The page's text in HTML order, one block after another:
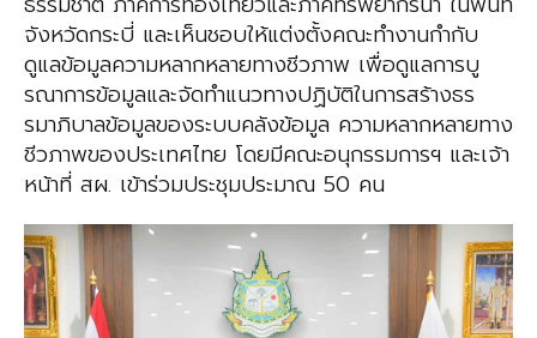
จังหวัดกระบี่ และเห็นชอบให้แต่งตั้งคณะทำงานกำกับ
ดูแลข้อมูลความหลากหลายทางชีวภาพ เพื่อดูแลการบู
รณาการข้อมูลและจัดทำแนวทางปฏิบัติในการสร้างธร
รมาภิบาลข้อมูลของระบบคลังข้อมูล ความหลากหลายทาง
ชีวภาพของประเทศไทย โดยมีคณะอนุกรรมการฯ และเจ้า
หน้าที่ สผ. เข้าร่วมประชุมประมาณ 50 คน